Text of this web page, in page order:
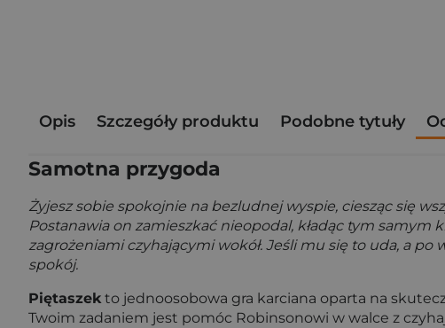
Opis Szczegóły produktu Podobne tytuły
Samotna przygoda
Żyjesz sobie spokojnie na bezludnej wyspie, ciesząc się
Postanawia on zamieszkać nieopodal, kładąc tym
zagrożeniami czyhającymi wokół. Jeśli mu się to uda, a po
spokój.
Piętaszekto jednoosobowa gra karciana oparta na
Twoim zadaniem jest pomóc Robinsonowi w walce z